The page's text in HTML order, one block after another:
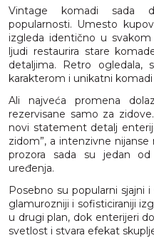
Vintage komadi sada
popularnosti. Umesto
izgleda identično u
ljudi restaurira stare
detaljima. Retro ogledala,
karakterom i unikatni
Ali najveća promena
rezervisane samo za
novi statement detalj
zidom”, a intenzivne
prozora sada su jedan
uređenja.
Posebno su popularni sjajni
glamurozniji i sofisticiraniji
u drugi plan, dok enterijeri
svetlost i stvara efekat